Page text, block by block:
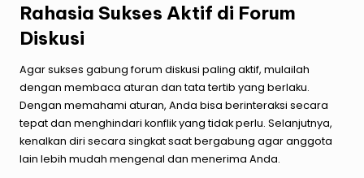
Rahasia Sukses Aktif di Forum
Diskusi
Agar sukses gabungforum diskusi paling aktif, mulailah
dengan membaca aturan dan tata tertib yang berlaku.
Dengan memahami aturan, Anda bisa berinteraksi secara
tepat dan menghindari konflik yang tidak perlu. Selanjutnya,
kenalkan diri secara singkat saat bergabung agar anggota
lain lebih mudah mengenal dan menerima Anda.